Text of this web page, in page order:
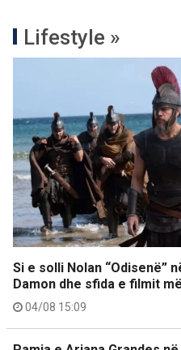
Lifestyle »
Si e solli Nolan “Odisenë”
Damon dhe sfida e filmit
04/08 15:09